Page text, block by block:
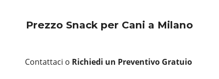
Prezzo Snack per Cani a Milano
Contattaci o Richiedi un Preventivo Gratuio